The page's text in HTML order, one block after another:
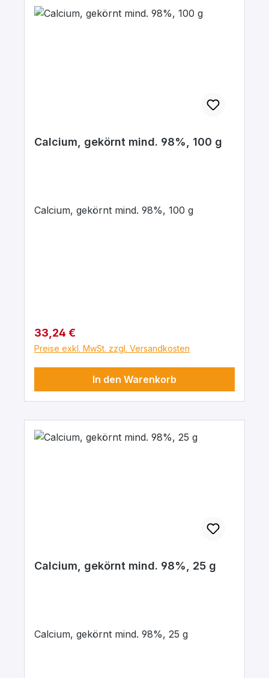
Calcium, gekörnt mind. 98%, 100 g
Calcium, gekörnt mind. 98%, 100 g
Regulärer Preis:
33,24 €
Preise exkl. MwSt. zzgl. Versandkosten
In den Warenkorb
Calcium, gekörnt mind. 98%, 25 g
Calcium, gekörnt mind. 98%, 25 g